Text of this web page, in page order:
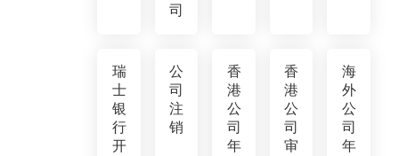
司
瑞
士
银
行
开
公
司
注
销
香
港
公
司
年
香
港
公
司
审
海
外
公
司
年